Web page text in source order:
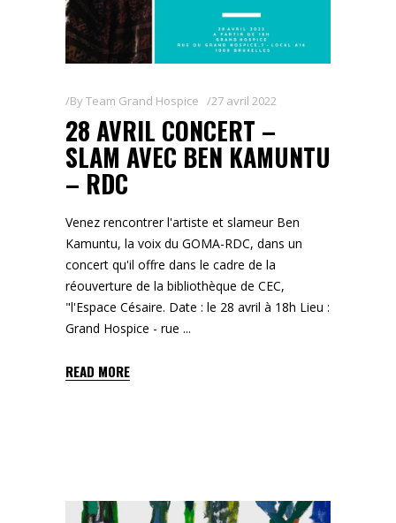
ByTeam Grand Hospice 27 avril 2022
28 AVRIL CONCERT –
SLAM AVEC BEN KAMUNTU
– RDC
Venez rencontrer l'artiste et slameur Ben
Kamuntu, la voix du GOMA-RDC, dans un
concert qu'il offre dans le cadre de la
réouverture de la bibliothèque de CEC,
"l'Espace Césaire. Date : le 28 avril à 18h Lieu :
Grand Hospice - rue
READ MORE